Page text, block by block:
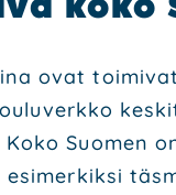
ovat
Suo­men